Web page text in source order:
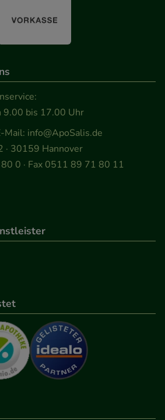
9.00 bis 17.00 Uhr
Mail: info@ApoSalis.de
· 30159 Hannover
0 · Fax 0511 89 71 80 11